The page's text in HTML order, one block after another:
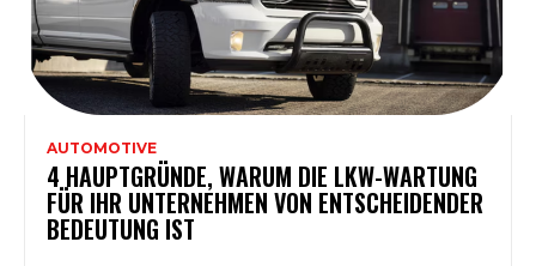
AUTOMOTIVE
4 HAUPTGRÜNDE, WARUM DIE LKW-WARTUNG
FÜR IHR UNTERNEHMEN VON ENTSCHEIDENDER
BEDEUTUNG IST